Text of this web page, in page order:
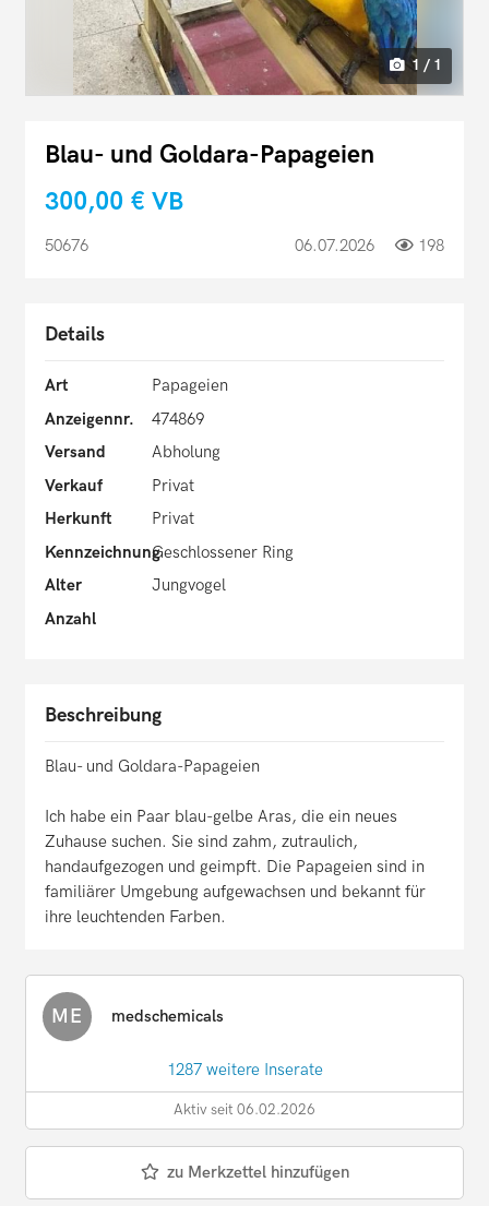
1 / 1
Blau- und Goldara-Papageien
300,00 € VB
50676 06.07.2026 198
Details
Art
Papageien
Anzeigennr.
474869
Versand
Abholung
Verkauf
Privat
Herkunft
Privat
KennzeichnungGeschlossener Ring
Alter
Jungvogel
Anzahl
Beschreibung
Blau- und Goldara-Papageien
Ich habe ein Paar blau-gelbe Aras, die ein neues
Zuhause suchen. Sie sind zahm, zutraulich,
handaufgezogen und geimpft. Die Papageien sind in
familiärer Umgebung aufgewachsen und bekannt für
ihre leuchtenden Farben.
ME medschemicals
1287 weitere Inserate
Aktiv seit 06.02.2026
zu Merkzettel hinzufügen